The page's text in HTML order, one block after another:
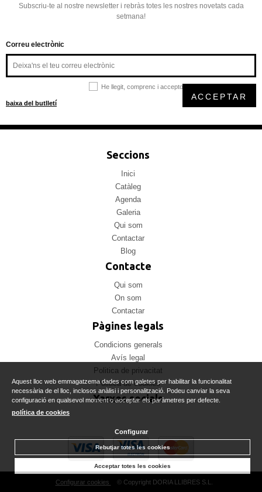
Subscriu-te al nostre newsletter i rebràs totes les nostres novetats cada
setmana!
Correu electrònic
He llegit, comprenc i accepto la
baixa del butlletí
ACCEPTAR
Seccions
Inici
Catàleg
Agenda
Galeria
Qui som
Contactar
Blog
Contacte
Qui som
On som
Contactar
Pàgines legals
Condicions generals
Avís legal
Politica de privacitat
Politica de cookies
Xarxes socials
Configurar cookies © Copyright DORIA LLIBRES S.L.
Aquest lloc web emmagatzema dades com galetes per habilitar la funcionalitat
necessària de el lloc, inclosos anàlisi i personalització. Podeu canviar la seva
configuració en qualsevol moment o acceptar els paràmetres per defecte.
política de cookies
Configurar
Rebutjar totes les cookies
Acceptar totes les cookies